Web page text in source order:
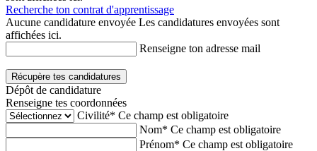
Recherche ton contrat d'apprentissage
Aucune candidature envoyée Les candidatures envoyées sont
affichées ici.
Renseigne ton adresse mail
Récupère tes candidatures
Dépôt de candidature
Renseigne tes coordonnées
Civilité* Ce champ est obligatoire
Nom* Ce champ est obligatoire
Prénom* Ce champ est obligatoire